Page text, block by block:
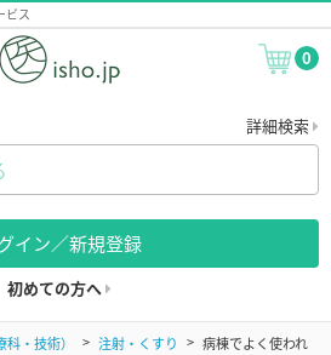
ビス
0
詳細検索
イン／新規登録
初めての方へ
・技術） 注射・くすり
病棟でよく使われ